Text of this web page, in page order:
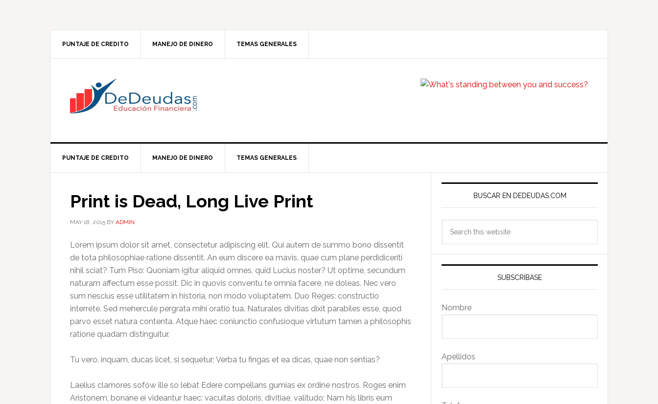
PUNTAJE DE CREDITO MANEJO DE DINERO TEMAS GENERALES
PUNTAJE DE CREDITO MANEJO DE DINERO TEMAS GENERALES
Print is Dead, Long Live Print
MAY 18, 2015 BY ADMIN
Lorem ipsum dolor sit amet, consectetur adipiscing elit. Qui autem de summo bono dissentit
de tota philosophiae ratione dissentit. An eum discere ea mavis, quae cum plane perdidiceriti
nihil sciat? Tum Piso: Quoniam igitur aliquid omnes, quid Lucius noster? Ut optime, secundum
naturam affectum esse possit. Dic in quovis conventu te omnia facere, ne doleas. Nec vero
sum nescius esse utilitatem in historia, non modo voluptatem. Duo Reges: constructio
interrete. Sed mehercule pergrata mihi oratio tua. Naturales divitias dixit parabiles esse, quod
parvo esset natura contenta. Atque haec coniunctio confusioque virtutum tamen a philosophis
ratione quadam distinguitur.
Tu vero, inquam, ducas licet, si sequetur; Verba tu fingas et ea dicas, quae non sentias?
Laelius clamores sofòw ille so lebat Edere compellans gumias ex ordine nostros. Roges enim
Aristonem, bonane ei videantur haec: vacuitas doloris, divitiae, valitudo; Nam his libris eum
Primary
SidebarBUSCAR EN DEDEUDAS.COM
SUBSCRIBASE
Nombre
Apellidos